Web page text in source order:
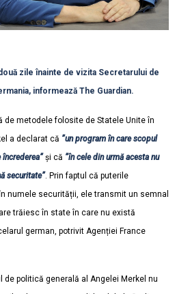
zile înainte de vizita Secretarului de
informează The Guardian.
de metodele folosite de Statele Unite în
a declarat că ”un program în care scopul
și că ”în cele din urmă acesta nu
securitate”. Prin faptul că puterile
numele securității, ele transmit un semnal
trăiesc în state în care nu există
german, potrivit Agenției France
politică generală al Angelei Merkel nu